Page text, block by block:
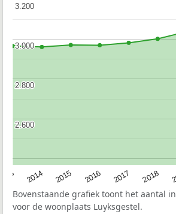
2014 2015 2016 2017 2018
2.600
2.600
2.800
2.800
3.000
3.000
3.200
3.200
Bovenstaande grafiek toont het aantal
voor de woonplaats Luyksgestel.